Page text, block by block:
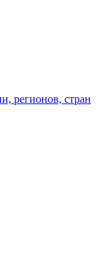
регионов, стран